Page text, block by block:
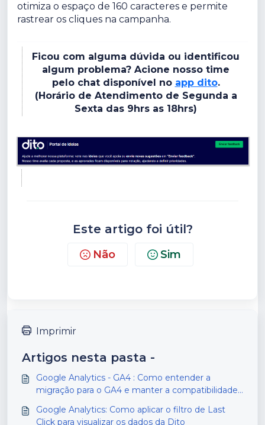
otimiza o espaço de 160 caracteres e permite
rastrear os cliques na campanha.
Ficou com alguma dúvida ou identificou
algum problema? Acione nosso time
pelo chat disponível no app dito.
(Horário de Atendimento de Segunda a
Sexta das 9hrs as 18hrs)
Este artigo foi útil?
Não Sim
Imprimir
Artigos nesta pasta -
Google Analytics - GA4 : Como entender a
migração para o GA4 e manter a compatibilidade
Google Analytics: Como aplicar o filtro de Last
Click para visualizar os dados da Dito